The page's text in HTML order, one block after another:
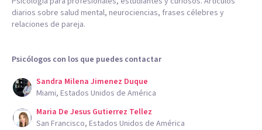
diarios sobre salud mental, neurociencias, frases célebres y
relaciones de pareja.
Psicólogos con los que puedes contactar
Sandra Milena Jimenez Duque
Miami, Estados Unidos de América
Maria De Jesus Gutierrez Tellez
San Francisco, Estados Unidos de América